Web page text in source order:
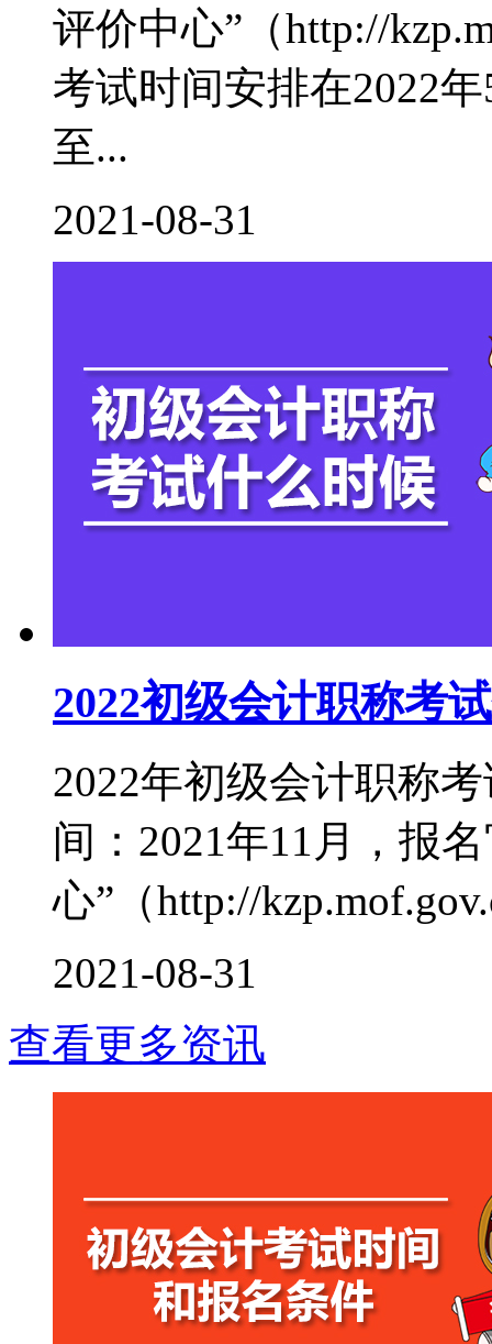
评价中心”（http://
考试时间安排在2022
至...
2021-08-31
2022初级会计职称考
2022年初级会计职称
间：2021年11月，报
心”（http://
2021-08-31
查看更多资讯